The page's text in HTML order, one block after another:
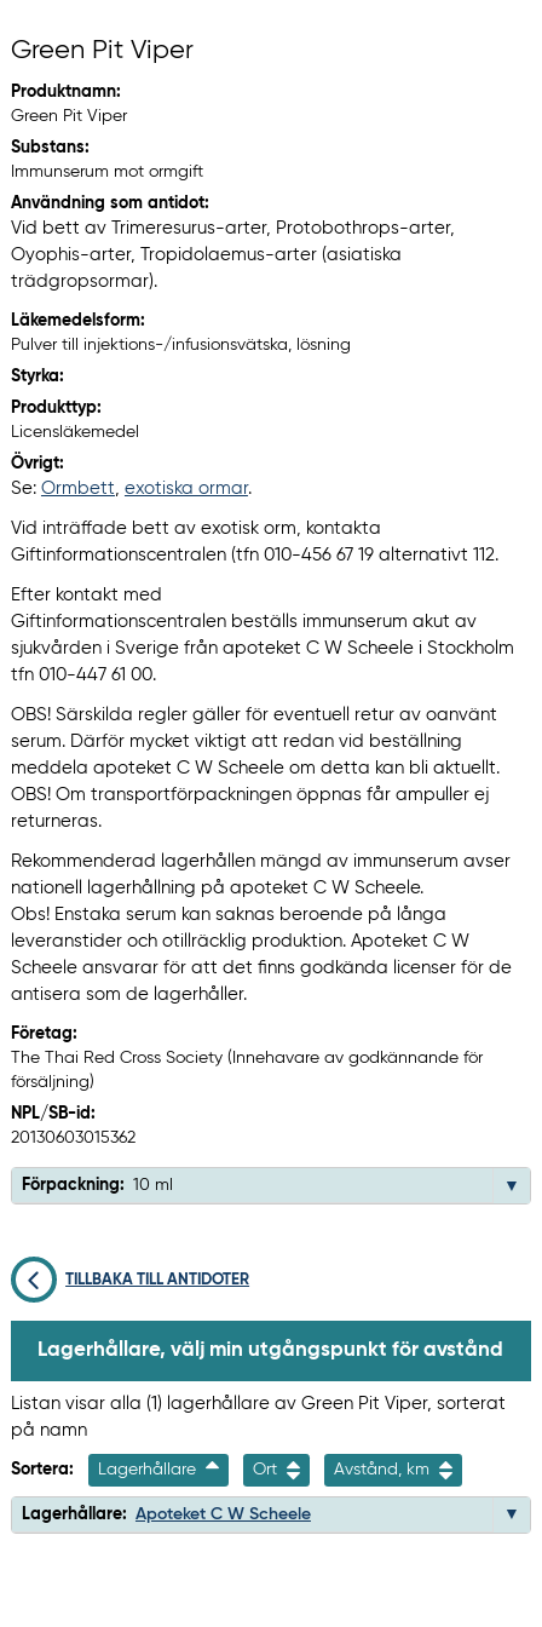
Green Pit Viper
Produktnamn:
Green Pit Viper
Substans:
Immunserum mot ormgift
Användning som antidot:
Vid bett av Trimeresurus-arter, Protobothrops-arter,
Oyophis-arter, Tropidolaemus-arter (asiatiska
trädgropsormar).
Läkemedelsform:
Pulver till injektions-/infusionsvätska, lösning
Styrka:
Produkttyp:
Licensläkemedel
Övrigt:
Se: Ormbett, exotiska ormar.
Vid inträffade bett av exotisk orm, kontakta
Giftinformationscentralen (tfn 010-456 67 19 alternativt 112.
Efter kontakt med
Giftinformationscentralen beställs immunserum akut av
sjukvården i Sverige från apoteket C W Scheele i Stockholm
tfn 010-447 61 00.
OBS! Särskilda regler gäller för eventuell retur av oanvänt
serum. Därför mycket viktigt att redan vid beställning
meddela apoteket C W Scheele om detta kan bli aktuellt.
OBS! Om transportförpackningen öppnas får ampuller ej
returneras.
Rekommenderad lagerhållen mängd av immunserum avser
nationell lagerhållning på apoteket C W Scheele.
Obs! Enstaka serum kan saknas beroende på långa
leveranstider och otillräcklig produktion. Apoteket C W
Scheele ansvarar för att det finns godkända licenser för de
antisera som de lagerhåller.
Företag:
The Thai Red Cross Society (Innehavare av godkännande för
försäljning)
NPL/SB-id:
20130603015362
Förpackning: 10 ml
TILLBAKA TILL ANTIDOTER
Lagerhållare, välj min utgångspunkt för avstånd
Listan visar alla (1) lagerhållare av Green Pit Viper, sorterat
på namn
Sortera: Lagerhållare Ort Avstånd, km
Lagerhållare: Apoteket C W Scheele